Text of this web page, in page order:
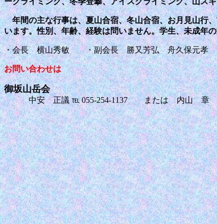
年間の主な行事は、夏山合宿、冬山合宿、お月見山行
います。性別、年齢、経験は問いません。学生、未成年
・会長 横山秀敏 ・副会長 勝又芳弘 舟久保元孝
お問い合わせは
御坂山岳会
中安 正議℡ 055-254-1137または 内山 章